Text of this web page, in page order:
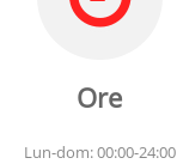
Ore
Lun-dom: 00:00-24:00